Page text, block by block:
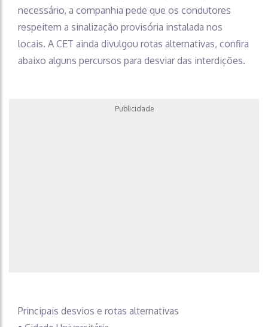
necessário, a companhia pede que os condutores
respeitem a sinalização provisória instalada nos
locais. A CET ainda divulgou rotas alternativas, confira
abaixo alguns percursos para desviar das interdições.
Publicidade
Principais desvios e rotas alternativas